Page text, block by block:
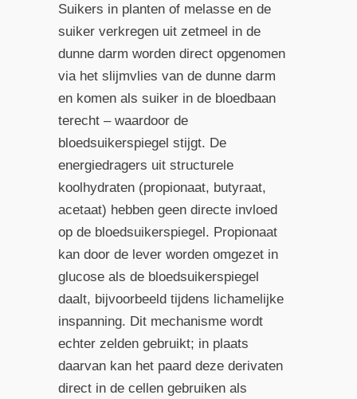
Suikers in planten of melasse en de
suiker verkregen uit zetmeel in de
dunne darm worden direct opgenomen
via het slijmvlies van de dunne darm
en komen als suiker in de bloedbaan
terecht – waardoor de
bloedsuikerspiegel stijgt. De
energiedragers uit structurele
koolhydraten (propionaat, butyraat,
acetaat) hebben geen directe invloed
op de bloedsuikerspiegel. Propionaat
kan door de lever worden omgezet in
glucose als de bloedsuikerspiegel
daalt, bijvoorbeeld tijdens lichamelijke
inspanning. Dit mechanisme wordt
echter zelden gebruikt; in plaats
daarvan kan het paard deze derivaten
direct in de cellen gebruiken als